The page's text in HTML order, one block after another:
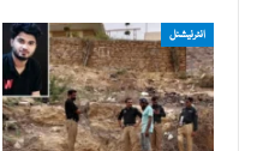
انٹرنیشنل